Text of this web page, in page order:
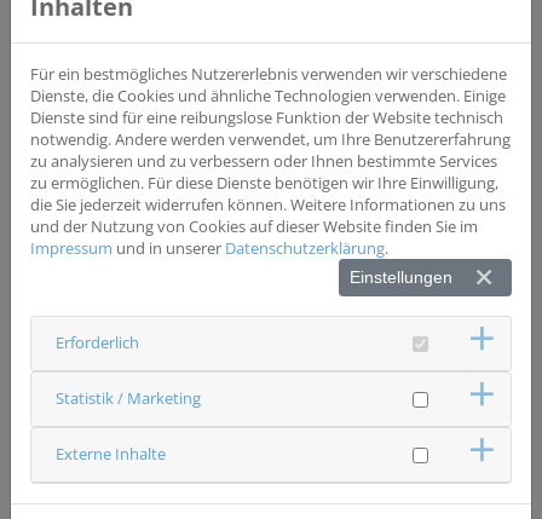
Interventionsstudie Phase II
Wesentliche Einschlusskriterien
lokal fortgeschrittene Rektumkarzinome
Wesentliche Ausschlusskriterien
Frühstadien, hoher Sitz
Ansprechpartner & Kontakt
Universitätsklinikum Regensburg
Strahlentherapie
Studienzentrale
Für ein bestmögliches Nutzererlebnis verwenden wir verschiedene
Dienste, die Cookies und ähnliche Technologien verwenden. Einige
Dienste sind für eine reibungslose Funktion der Website technisch
notwendig. Andere werden verwendet, um Ihre Benutzererfahrung
zu analysieren und zu verbessern oder Ihnen bestimmte Services
zu ermöglichen. Für diese Dienste benötigen wir Ihre Einwilligung,
die Sie jederzeit widerrufen können. Weitere Informationen zu uns
und der Nutzung von Cookies auf dieser Website finden Sie im
Impressum und in unserer Datenschutzerklärung.
Einstellungen
Erforderlich
Statistik / Marketing
Externe Inhalte